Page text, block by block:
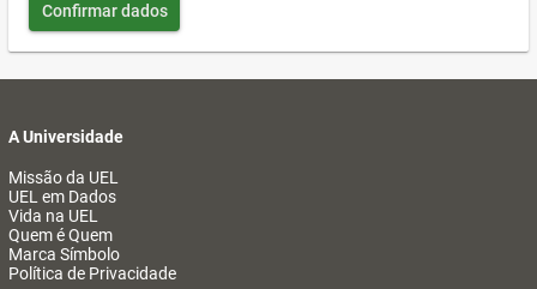
Confirmar dados
A Universidade
Missão da UEL
UEL em Dados
Vida na UEL
Quem é Quem
Marca Símbolo
Política de Privacidade